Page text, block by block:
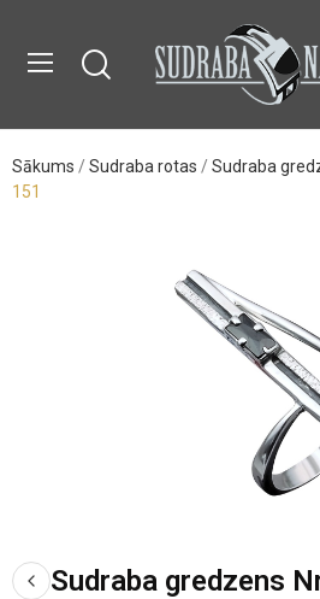
Sākums Sudraba rotas Sudraba
151
Sudraba gredzens